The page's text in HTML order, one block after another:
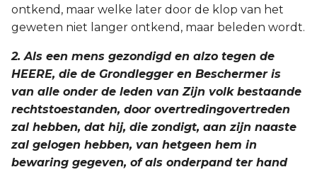
2 Johannes
Judas
Openbaring
ontkend, maar welke later door de klop van het
geweten niet langer ontkend, maar beleden wordt.
2. Als een mens gezondigd en alzo tegen de
HEERE, die de Grondlegger en Beschermer is
van alle onder de leden van Zijn volk bestaande
rechtstoestanden, door overtredingovertreden
zal hebben, dat hij, die zondigt, aan zijn naaste
zal gelogen hebben, van hetgeen hem in
bewaring gegeven, of als onderpand ter hand